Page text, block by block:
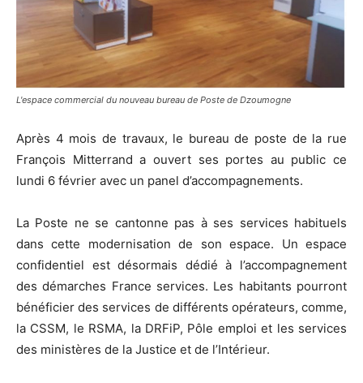
L'espace commercial du nouveau bureau de Poste de Dzoumogne
Après 4 mois de travaux, le bureau de poste de la rue
François Mitterrand a ouvert ses portes au public ce
lundi 6 février avec un panel d’accompagnements.
La Poste ne se cantonne pas à ses services habituels
dans cette modernisation de son espace. Un espace
confidentiel est désormais dédié à l’accompagnement
des démarches France services. Les habitants pourront
bénéficier des services de différents opérateurs, comme,
la CSSM, le RSMA, la DRFiP, Pôle emploi et les services
des ministères de la Justice et de l’Intérieur.